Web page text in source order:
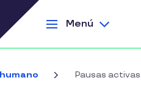
Menú
Pausas